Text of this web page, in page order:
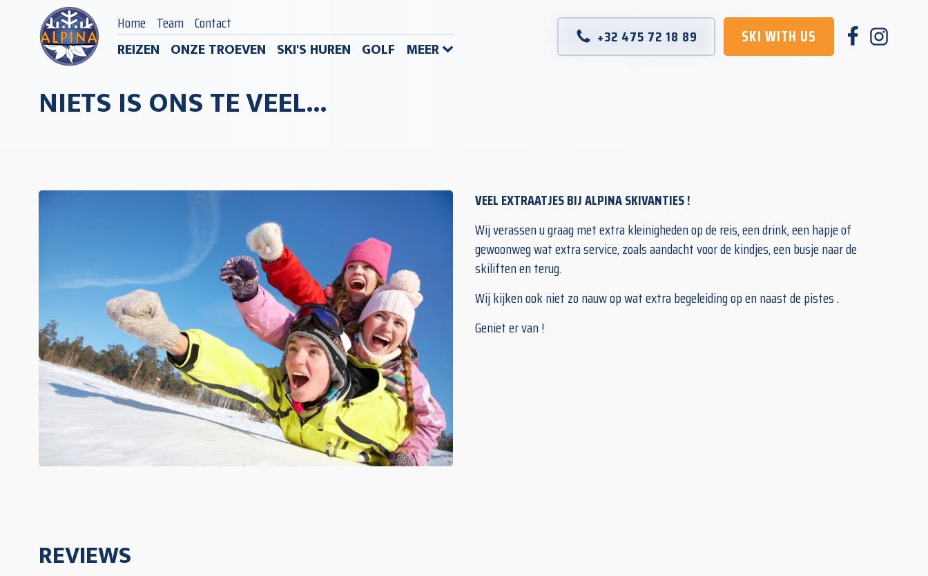
Home Team Contact
REIZEN ONZE TROEVEN SKI'S HUREN GOLF MEER
+32 475 72 18 89 SKI WITH US
NIETS IS ONS TE VEEL...
VEEL EXTRAATJES BIJ ALPINA SKIVANTIES !
Wij verassen u graag met extra kleinigheden op de reis, een drink, een hapje of
gewoonweg wat extra service, zoals aandacht voor de kindjes, een busje naar de
skiliften en terug.
Wij kijken ook niet zo nauw op wat extra begeleiding op en naast de pistes .
Geniet er van !
REVIEWS